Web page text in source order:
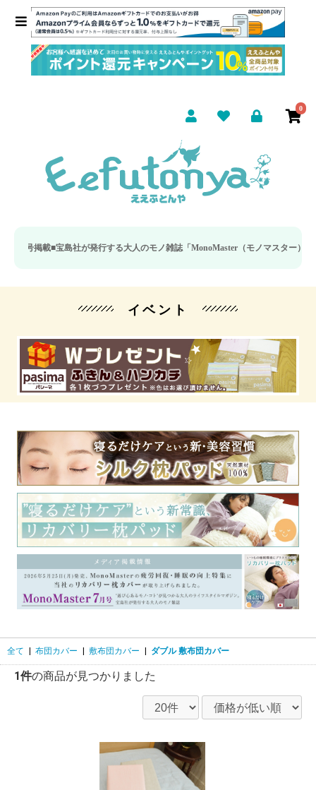
0
宝島社が発行する大人のモノ雑誌「MonoMaster（モノマスター）」の疲
イベント
全て 布団カバー 敷布団カバー ダブル 敷布団カバー
1件の商品が見つかりました